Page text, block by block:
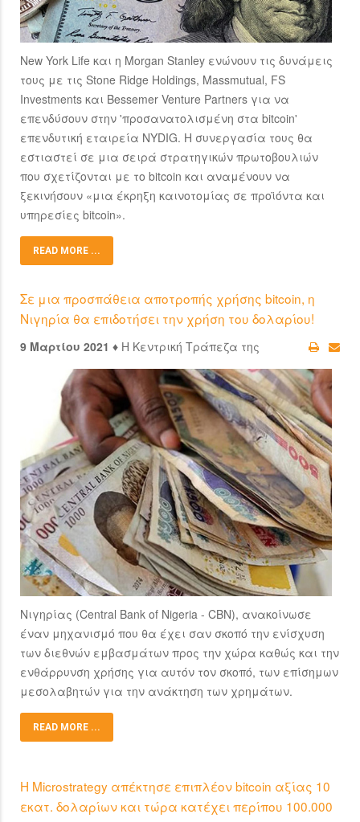
New York Life και η Morgan Stanley ενώνουν τις δυνάμεις
τους με τις Stone Ridge Holdings, Massmutual, FS
Investments και Bessemer Venture Partners για να
επενδύσουν στην 'προσανατολισμένη στα bitcoin'
επενδυτική εταιρεία NYDIG. Η συνεργασία τους θα
εστιαστεί σε μια σειρά στρατηγικών πρωτοβουλιών
που σχετίζονται με το bitcoin και αναμένουν να
ξεκινήσουν «μια έκρηξη καινοτομίας σε προϊόντα και
υπηρεσίες bitcoin».
READ MORE ...
Σε μια προσπάθεια αποτροπής χρήσης bitcoin, η
Νιγηρία θα επιδοτήσει την χρήση του δολαρίου!
9 Μαρτίου 2021 ♦ Η Κεντρική Τράπεζα της
Νιγηρίας (Central Bank of Nigeria - CBN), ανακοίνωσε
έναν μηχανισμό που θα έχει σαν σκοπό την ενίσχυση
των διεθνών εμβασμάτων προς την χώρα καθώς και την
ενθάρρυνση χρήσης για αυτόν τον σκοπό, των επίσημων
μεσολαβητών για την ανάκτηση των χρημάτων.
READ MORE ...
H Microstrategy απέκτησε επιπλέον bitcoin αξίας 10
εκατ. δολαρίων και τώρα κατέχει περίπου 100.000